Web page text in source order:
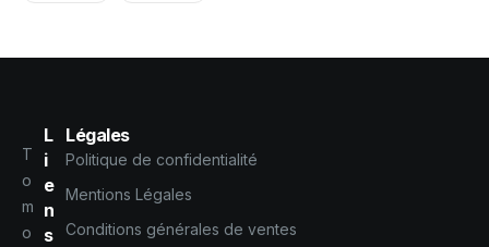
T
o
m
o
L
i
e
n
s
Légales
Politique de confidentialité
Mentions Légales
Conditions générales de ventes